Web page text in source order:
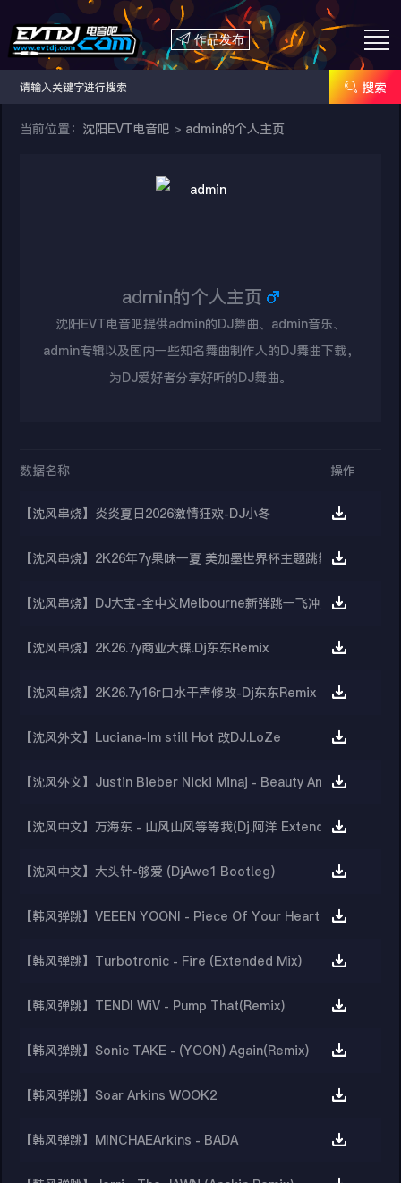
作品发布
 搜索
当前位置： 沈阳EVT电音吧 > admin的个人主页
admin的个人主页
沈阳EVT电音吧提供admin的DJ舞曲、admin音乐、
admin专辑以及国内一些知名舞曲制作人的DJ舞曲下载，
为DJ爱好者分享好听的DJ舞曲。
数据名称 操作
【沈风串烧】炎炎夏日2026激情狂欢-DJ小冬
【沈风串烧】2K26年7y果味一夏 美加墨世界杯主题跳舞派对专辑 -
【沈风串烧】DJ大宝-全中文Melbourne新弹跳一飞冲天重低音上劲
【沈风串烧】2K26.7y商业大碟.Dj东东Remix
【沈风串烧】2K26.7y16r口水干声修改-Dj东东Remix
【沈风外文】Luciana-Im still Hot 改DJ.LoZe
【沈风外文】Justin Bieber Nicki Minaj - Beauty And A Beat
【沈风中文】万海东 - 山风山风等等我(Dj.阿洋 Extended Mix)
【沈风中文】大头针-够爱 (DjAwe1 Bootleg)
【韩风弹跳】VEEEN YOONI - Piece Of Your Heart (Remix)
【韩风弹跳】Turbotronic - Fire (Extended Mix)
【韩风弹跳】TENDI WiV - Pump That(Remix)
【韩风弹跳】Sonic TAKE - (YOON) Again(Remix)
【韩风弹跳】Soar Arkins WOOK2
【韩风弹跳】MINCHAEArkins - BADA